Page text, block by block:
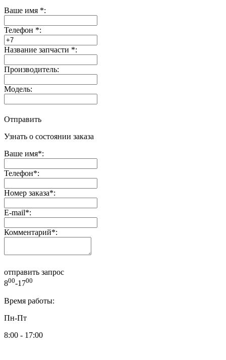
Ваше имя *:
Телефон *:
Название запчасти *:
Производитель:
Модель:
Отправить
Узнать о состоянии заказа
Ваше имя*:
Телефон*:
Номер заказа*:
E-mail*:
Комментарий*:
отправить запрос
800-1700
Время работы:
Пн-Пт
8:00 - 17:00